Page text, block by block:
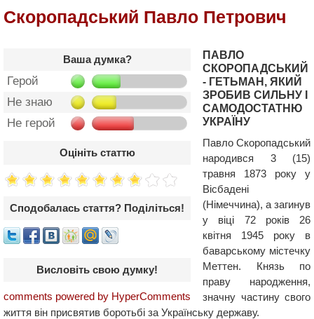
Скоропадський Павло Петрович
Ваша думка?
Герой
Не знаю
Не герой
Оцініть статтю
Сподобалась стаття? Поділіться!
Висловіть свою думку!
comments powered by HyperComments
ПАВЛО
СКОРОПАДСЬКИЙ
- ГЕТЬМАН, ЯКИЙ
ЗРОБИВ СИЛЬНУ І
САМОДОСТАТНЮ
УКРАЇНУ
Павло Скоропадський
народився 3 (15)
травня 1873 року у
Вісбадені
(Німеччина), а загинув
у віці 72 років 26
квітня 1945 року в
баварському містечку
Меттен. Князь по
праву народження,
значну частину свого
життя він присвятив боротьбі за Українську державу.